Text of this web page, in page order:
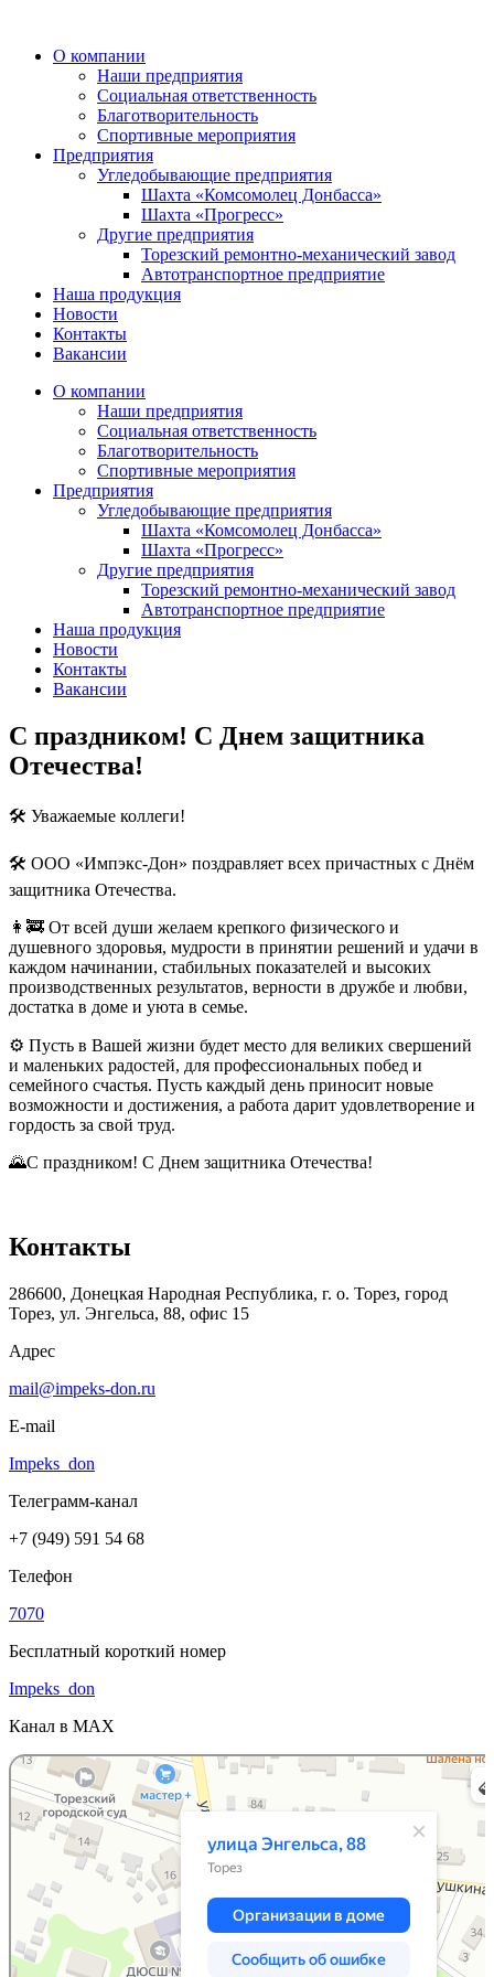
содержимому
О компании
Наши предприятия
Социальная ответственность
Благотворительность
Спортивные мероприятия
Предприятия
Угледобывающие предприятия
Шахта «Комсомолец Донбасса»
Шахта «Прогресс»
Другие предприятия
Торезский ремонтно-механический завод
Автотранспортное предприятие
Наша продукция
Новости
Контакты
Вакансии
О компании
Наши предприятия
Социальная ответственность
Благотворительность
Спортивные мероприятия
Предприятия
Угледобывающие предприятия
Шахта «Комсомолец Донбасса»
Шахта «Прогресс»
Другие предприятия
Торезский ремонтно-механический завод
Автотранспортное предприятие
Наша продукция
Новости
Контакты
Вакансии
С праздником! С Днем защитника
Отечества!
🛠 Уважаемые коллеги!
🛠 ООО «Импэкс-Дон» поздравляет всех причастных с Днём
защитника Отечества.
👩‍🚒 От всей души желаем крепкого физического и
душевного здоровья, мудрости в принятии решений и удачи в
каждом начинании, стабильных показателей и высоких
производственных результатов, верности в дружбе и любви,
достатка в доме и уюта в семье.
⚙️ Пусть в Вашей жизни будет место для великих свершений
и маленьких радостей, для профессиональных побед и
семейного счастья. Пусть каждый день приносит новые
возможности и достижения, а работа дарит удовлетворение и
гордость за свой труд.
🌄С праздником! С Днем защитника Отечества!
Контакты
286600, Донецкая Народная Республика, г. о. Торез, город
Торез, ул. Энгельса, 88, офис 15
Адрес
mail@impeks-don.ru
E-mail
Impeks_don
Телеграмм-канал
+7 (949) 591 54 68
Телефон
7070
Бесплатный короткий номер
Impeks_don
Канал в MAX
Яндекс Карты
Карта Донецка с улицами и номерами домов — Яндекс Карты